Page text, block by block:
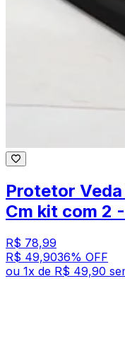
Protetor
Cm kit com 2
R$ 78,99
R$ 49,9036% OFF
ou 1x de R$ 49,90